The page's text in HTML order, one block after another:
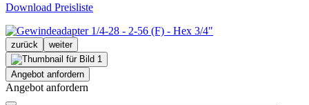
Download Preisliste
zurück weiter
Angebot anfordern
Angebot anfordern